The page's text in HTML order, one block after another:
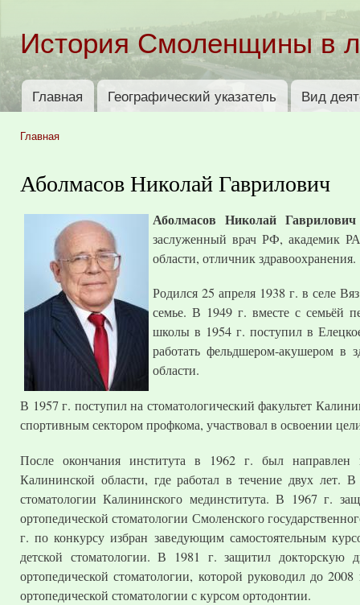
История Смоленщины в
Главное меню
Главная Географический указатель Вид
Главная
Аболмасов Николай Гаврилович
Аболмасов Николай Гаврилович
заслуженный врач РФ, академик
области, отличник здравоохранения.
Родился 25 апреля 1938 г. в селе
семье. В 1949 г. вместе с семьёй
школы в 1954 г. поступил в
работать фельдшером-акушером в
области.
В 1957 г. поступил на стоматологический факультет
спортивным сектором профкома, участвовал в освоении
После окончания института в 1962 г. был направлен
Калининской области, где работал в течение двух лет.
стоматологии Калининского мединститута. В 1967 г.
ортопедической стоматологии Смоленского
г. по конкурсу избран заведующим самостоятельным
детской стоматологии. В 1981 г. защитил
ортопедической стоматологии, которой руководил до
ортопедической стоматологии с курсом ортодонтии.